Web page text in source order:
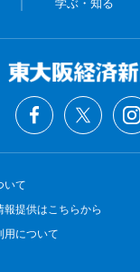
いて
提供はこちらから
用について